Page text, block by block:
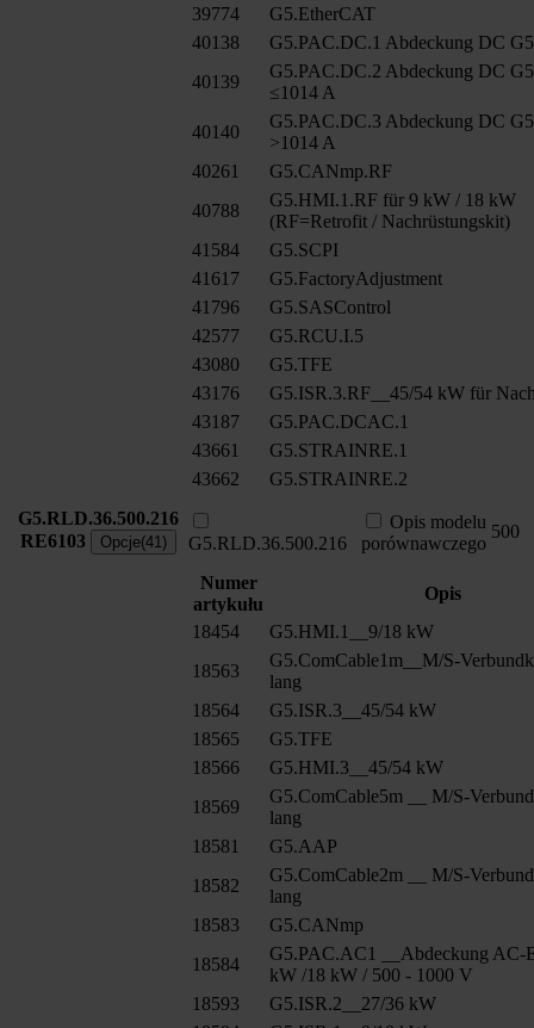
39774
G5.EtherCAT
40138
G5.PAC.DC.1 Abdeckung DC
40139
G5.PAC.DC.2 Abdeckung DC
≤1014 A
40140
G5.PAC.DC.3 Abdeckung DC
>1014 A
40261
G5.CANmp.RF
40788
G5.HMI.1.RF für 9 kW / 18 kW
(RF=Retrofit / Nachrüstungskit)
41584
G5.SCPI
41617
G5.FactoryAdjustment
41796
G5.SASControl
42577
G5.RCU.I.5
43080
G5.TFE
43176
G5.ISR.3.RF__45/54 kW für
43187
G5.PAC.DCAC.1
43661
G5.STRAINRE.1
43662
G5.STRAINRE.2
G5.RLD.36.500.216
RE6103
Opcje(41) G5.RLD.36.500.216
Opis modelu
porównawczego
500
Numer
artykułu
Opis
18454
G5.HMI.1__9/18 kW
18563
G5.ComCable1m__M/S-
lang
18564
G5.ISR.3__45/54 kW
18565
G5.TFE
18566
G5.HMI.3__45/54 kW
18569
G5.ComCable5m __ M/S-
lang
18581
G5.AAP
18582
G5.ComCable2m __ M/S-
lang
18583
G5.CANmp
18584
G5.PAC.AC1 __Abdeckung AC-
kW /18 kW / 500 - 1000 V
18593
G5.ISR.2__27/36 kW